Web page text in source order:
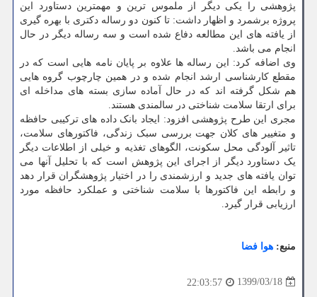
پژوهشی را یکی دیگر از ملموس ترین و مهمترین دستاورد این
پروژه برشمرد و اظهار داشت: تا کنون دو رساله دکتری با بهره گیری
از یافته های این مطالعه دفاع شده است و سه رساله دیگر در حال
انجام می باشد.
وی اضافه کرد: این رساله ها علاوه بر پایان نامه هایی است که در
مقطع کارشناسی ارشد انجام شده و در همین چارچوب گروه هایی
هم شکل گرفته اند که در حال آماده سازی بسته های مداخله ای
برای ارتقا سلامت شناختی در سالمندی هستند.
مجری این طرح پژوهشی افزود: ایجاد بانک داده های ترکیبی حافظه
و متغییر های کلان جهت بررسی سبک زندگی، فاکتورهای سلامت،
تاثیر آلودگی محل سکونت، الگوهای تغذیه و خیلی از اطلاعات دیگر
یک دستاورد دیگر از اجرای این پژوهش است که با تحلیل آنها می
توان یافته های جدید و ارزشمندی را در اختیار پژوهشگران قرار دهد
و رابطه این فاکتورها با سلامت شناختی و عملکرد حافظه مورد
ارزیابی قرار گیرد.
منبع: هوا فضا
1399/03/18
22:03:57